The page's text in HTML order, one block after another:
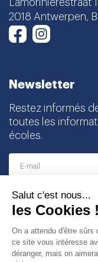
Lamorinierestraat
2018 Antwerpen,
Facebook
Instagram
Newsletter
Restez informés
toutes les
écoles.
I agree to
that I can